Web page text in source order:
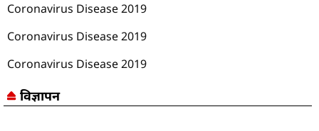
Coronavirus Disease 2019
Coronavirus Disease 2019
Coronavirus Disease 2019
विज्ञापन